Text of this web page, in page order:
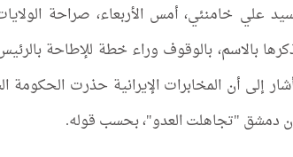
علي خامنئي، أمس الأربعاء، صراحة
بالاسم، بالوقوف وراء خطة للإطاحة
إلى أن المخابرات الإيرانية حذرت الحكومة
وأن دمشق "تجاهلت العدو"، بحسب قوله.